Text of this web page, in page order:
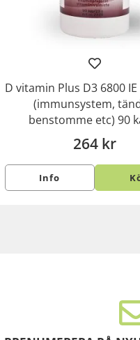
D vitamin Plus D3 6800
(immunsystem,
benstomme etc) 90
264 kr
Info